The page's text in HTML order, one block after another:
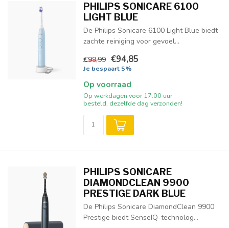
PHILIPS SONICARE 6100
LIGHT BLUE
De Philips Sonicare 6100 Light Blue biedt
zachte reiniging voor gevoel...
€99,99 €94,85
Je bespaart 5%
Op voorraad
Op werkdagen voor 17:00 uur
besteld, dezelfde dag verzonden!
PHILIPS SONICARE
DIAMONDCLEAN 9900
PRESTIGE DARK BLUE
De Philips Sonicare DiamondClean 9900
Prestige biedt SenseIQ-technolog...